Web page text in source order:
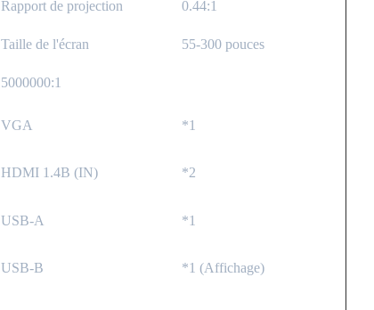
Rapport de projection 0.44:1
Taille de l'écran 55-300 pouces
5000000:1
VGA *1
HDMI 1.4B (IN) *2
USB-A *1
USB-B *1 (Affichage)